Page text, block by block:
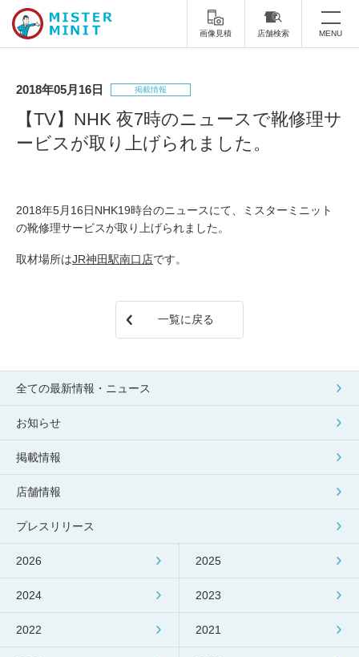
画像見積 店舗検索 MENU
ミスターミニットについて
修理サービス・料金
スニーカー修理 靴磨き
カバンの修理
ダビング
オンライン修理見積もりサービス（配送修理）
お問い合わせ
採用情報
2018年05月16日 掲載情報
【TV】NHK 夜7時のニュースで靴修理サ
ービスが取り上げられました。
2018年5月16日NHK19時台のニュースにて、ミスターミニット
の靴修理サービスが取り上げられました。
取材場所はJR神田駅南口店です。
一覧に戻る
全ての最新情報・ニュース
お知らせ
掲載情報
店舗情報
プレスリリース
2026 2025
2024 2023
2022 2021